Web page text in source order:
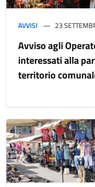
AVVISI 23
Avviso agli
interessati alla
territorio